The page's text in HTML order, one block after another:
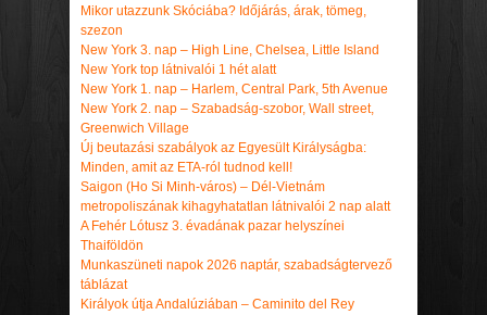
Mikor utazzunk Skóciába? Időjárás, árak, tömeg,
szezon
New York 3. nap – High Line, Chelsea, Little Island
New York top látnivalói 1 hét alatt
New York 1. nap – Harlem, Central Park, 5th Avenue
New York 2. nap – Szabadság-szobor, Wall street,
Greenwich Village
Új beutazási szabályok az Egyesült Királyságba:
Minden, amit az ETA-ról tudnod kell!
Saigon (Ho Si Minh-város) – Dél-Vietnám
metropoliszának kihagyhatatlan látnivalói 2 nap alatt
A Fehér Lótusz 3. évadának pazar helyszínei
Thaiföldön
Munkaszüneti napok 2026 naptár, szabadságtervező
táblázat
Királyok útja Andalúziában – Caminito del Rey